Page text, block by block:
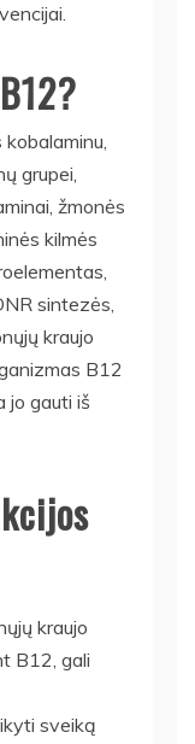
grupei,
žmonės
kilmės
sintezės,
kraujo
B12
jo gauti iš
kraujo
B12, gali
sveiką